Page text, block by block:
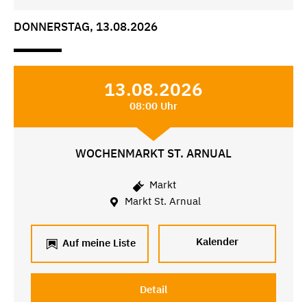
DONNERSTAG, 13.08.2026
13.08.2026
08:00 Uhr
WOCHENMARKT ST. ARNUAL
Markt
Markt St. Arnual
Auf meine Liste Kalender
Detail